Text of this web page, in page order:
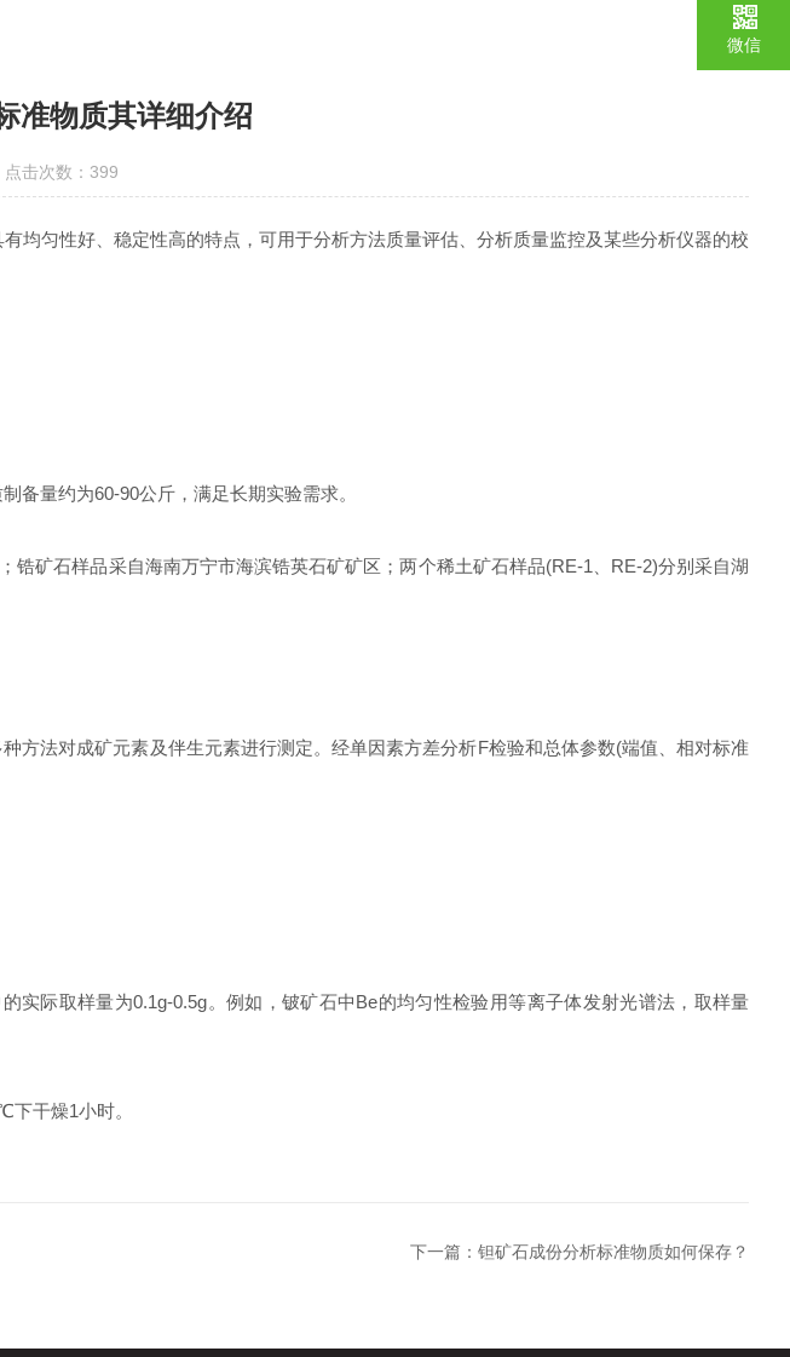
准物质其详细介绍
击次数：399
均匀性好、稳定性高的特点，可用于分析方法质量评估、分析质量监控及某些分析仪器的校
量约为60-90公斤，满足长期实验需求。
矿石样品采自海南万宁市海滨锆英石矿矿区；两个稀土矿石样品(RE-1、RE-2)分别采自湖
法对成矿元素及伴生元素进行测定。经单因素方差分析F检验和总体参数(端值、相对标准
际取样量为0.1g-0.5g。例如，铍矿石中Be的均匀性检验用等离子体发射光谱法，取样量
干燥1小时。
下一篇：钽矿石成份分析标准物质如何保存？
微信